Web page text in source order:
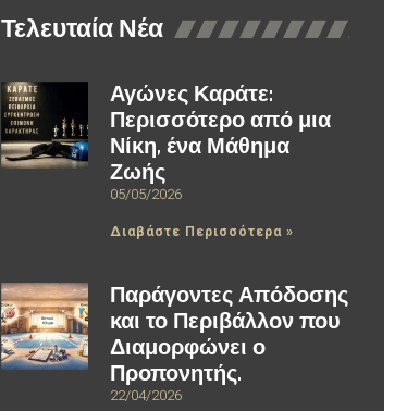
Τελευταία Νέα
Αγώνες Καράτε:
Περισσότερο από μια
Νίκη, ένα Μάθημα
Ζωής
05/05/2026
Διαβάστε Περισσότερα »
Παράγοντες Απόδοσης
και το Περιβάλλον που
Διαμορφώνει ο
Προπονητής.
22/04/2026